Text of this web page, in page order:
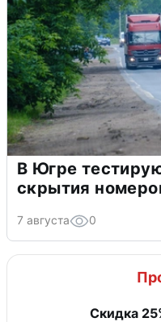
В Югре
скрытия
7 августа 0
Скидка